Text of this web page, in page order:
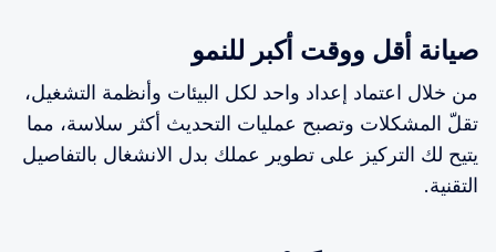
صيانة أقل ووقت أكبر للنمو
من خلال اعتماد إعداد واحد لكل البيئات وأنظمة التشغيل،
تقلّ المشكلات وتصبح عمليات التحديث أكثر سلاسة، مما
يتيح لك التركيز على تطوير عملك بدل الانشغال بالتفاصيل
التقنية.